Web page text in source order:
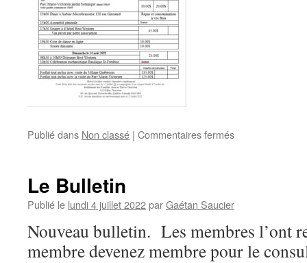
Publié dans Non classé | Commentaires ferméssur
Le Bulletin
Publié le lundi 4 juillet 2022parGaétan Saucier
Nouveau bulletin. Les membres l’ont
membre devenez membre pour le